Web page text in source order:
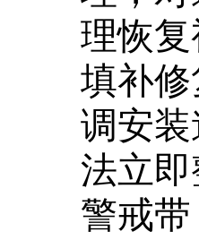
理恢
填补
调安
法立
警戒